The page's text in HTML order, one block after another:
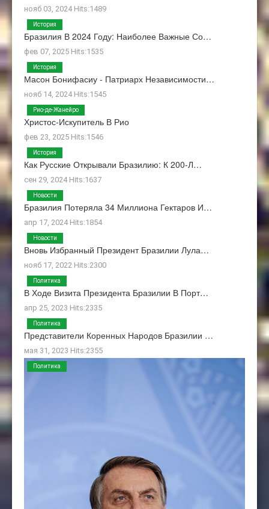
нояб 03, 2024 Hits:1489
Бразилия В 2024 Году: Наиболее Важные Со…
фев 07, 2025 Hits:1535
История
Масон Бонифасиу - Патриарх Независимости…
нояб 14, 2024 Hits:1545
История
Христос-Искупитель В Рио
фев 23, 2025 Hits:1546
Рио-де-Жанейро
Как Русские Открывали Бразилию: К 200-Л…
сен 29, 2024 Hits:1637
История
Бразилия Потеряла 34 Миллиона Гектаров И…
апр 17, 2024 Hits:1854
Новости
Вновь Избранный Президент Бразилии Лула…
нояб 17, 2022 Hits:2300
Новости
В Ходе Визита Президента Бразилии В Порт…
апр 25, 2023 Hits:2335
Политика
Представители Коренных Народов Бразилии …
мая 31, 2023 Hits:2355
Политика
Политика